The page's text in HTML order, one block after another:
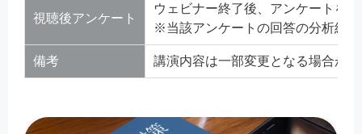
視聴後アンケート
ウェビナー終了後、アンケートを
※当該アンケートの回答の分析結
備考 講演内容は一部変更となる場合が